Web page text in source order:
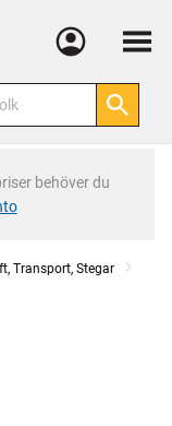
Meny
behöver du
Transport, Stegar